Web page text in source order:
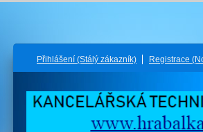
Přihlášení (Stálý zákazník) Registrace